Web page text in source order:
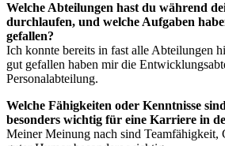
Welche Abteilungen hast du während
durchlaufen, und welche Aufgaben
gefallen?
Ich konnte bereits in fast alle Abteilungen
gut gefallen haben mir die
Personalabteilung.
Welche Fähigkeiten oder Kenntnisse
besonders wichtig für eine Karriere in
Meiner Meinung nach sind Teamfähigkeit,